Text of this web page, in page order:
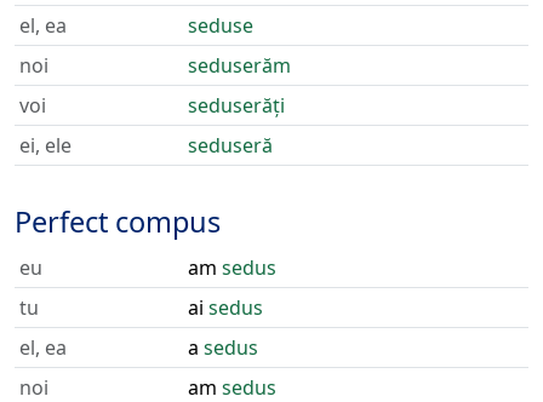
el, ea
seduse
noi
seduserăm
voi
seduserăți
ei, ele
seduseră
Perfect compus
eu am sedus
tu
ai sedus
el, ea
a sedus
noi
am sedus